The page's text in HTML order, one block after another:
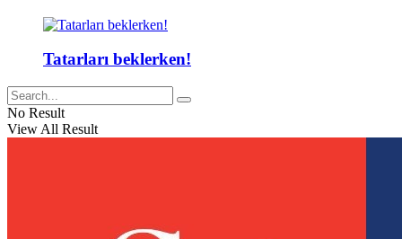
Tatarları beklerken!
No Result
View All Result